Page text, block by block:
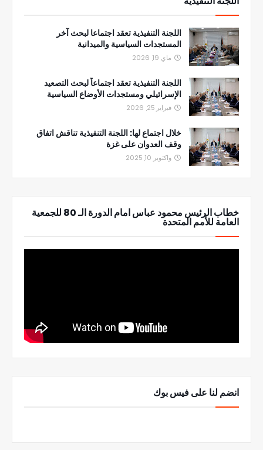
اللجنة التنفيذية تعقد اجتماعا لبحث آخر
المستجدات السياسية والميدانية
ماي 19, 2026
اللجنة التنفيذية تعقد اجتماعاً لبحث التصعيد
الإسرائيلي ومستجدات الأوضاع السياسية
فبراير 25, 2026
خلال اجتماع لها: اللجنة التنفيذية تناقش اتفاق
وقف العدوان على غزة
واكتوبر 10, 2025
خطاب الرئيس محمود عباس امام الدورة الـ 80 للجمعية
العامة للأمم المتحدة
انضم لنا على فيس بوك